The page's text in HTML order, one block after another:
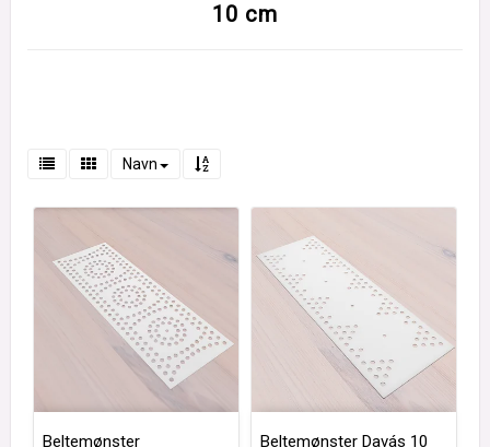
10 cm
Navn
Beltemønster
Beltemønster Davás 10